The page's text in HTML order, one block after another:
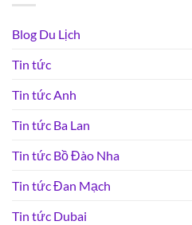
Blog Du Lịch
Tin tức
Tin tức Anh
Tin tức Ba Lan
Tin tức Bồ Đào Nha
Tin tức Đan Mạch
Tin tức Dubai